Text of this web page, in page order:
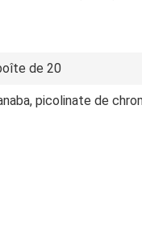
de 20
picolinate de